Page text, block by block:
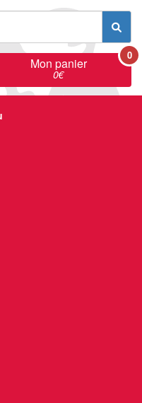
Mon panier
0€
0